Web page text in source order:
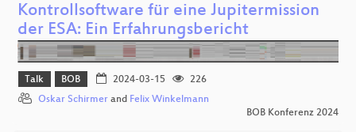
Kontrollsoftware für eine Jupitermission
der ESA: Ein Erfahrungsbericht
Talk BOB 2024-03-15
226
Oskar Schirmer and Felix Winkelmann
BOB Konferenz 2024